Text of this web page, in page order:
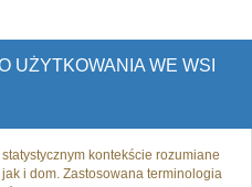
UŻYTKOWANIA WE WSI
statystycznym kontekście rozumiane
i dom. Zastosowana terminologia